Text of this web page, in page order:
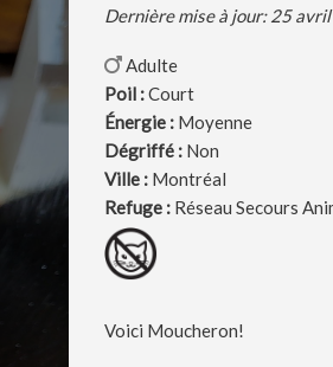
Dernière mise à jour: 25
Adulte
Poil :Court
Énergie : Moyenne
Dégriffé : Non
Ville : Montréal
Refuge : Réseau Secours
Voici Moucheron!